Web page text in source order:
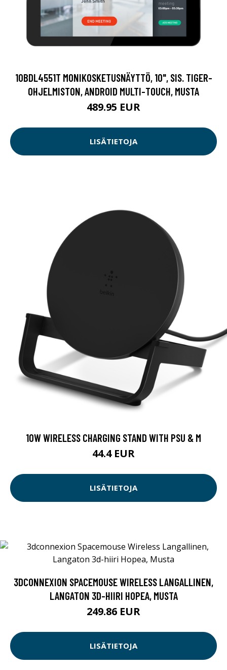
10BDL4551T MONIKOSKETUSNÄYTTÖ, 10", SIS. TIGER-
OHJELMISTON, ANDROID MULTI-TOUCH, MUSTA
489.95 EUR
LISÄTIETOJA
10W WIRELESS CHARGING STAND WITH PSU & M
44.4 EUR
LISÄTIETOJA
3DCONNEXION SPACEMOUSE WIRELESS LANGALLINEN,
LANGATON 3D-HIIRI HOPEA, MUSTA
249.86 EUR
LISÄTIETOJA